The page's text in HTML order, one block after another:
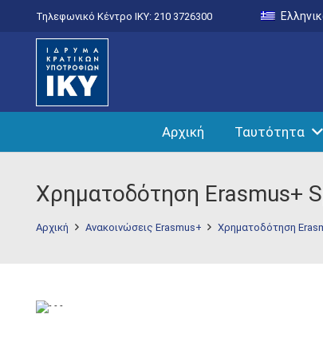
Τηλεφωνικό Κέντρο IKY: 210 3726300
Αρχική Ταυτότητα
Χρηματοδότηση Erasmus+
Αρχική Ανακοινώσεις Erasmus+ Χρηματοδότηση